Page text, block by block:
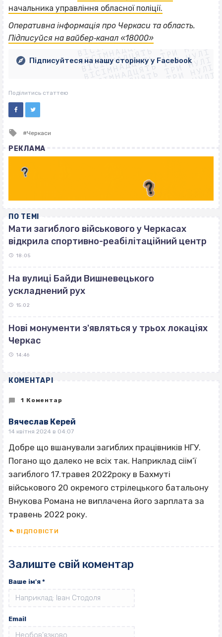
начальника управління обласної поліції.
Оперативна інформація про Черкаси та область.
Підписуйся на вайбер‐канал «18000»
ВІСІМНАДЦЯТЬ ТРИ НУЛІ
ВІСІМНАДЦЯТЬ ТРИ НУЛІ
ВІСІМНАДЦЯТЬ ТРИ НУЛІ
ВІСІМНАДЦЯТЬ ТРИ НУЛІ
ВІСІМНАДЦЯТЬ ТРИ НУЛІ
ВІСІМНАДЦЯТЬ ТРИ НУЛІ
ВІСІМНАДЦЯТЬ ТРИ НУЛІ
ВІСІМНАДЦЯТЬ ТРИ НУЛІ
Підписуйтеся на нашу сторінку у Facebook
Поділитись статтею
Tagged
Черкаси
РЕКЛАМА
ПО ТЕМІ
Мати загиблого військового у Черкасах
відкрила спортивно-реабілітаційний центр
18:05
На вулиці Байди Вишневецького
ускладнений рух
15:02
Нові монументи з'являться у трьох локаціях
Черкас
14:46
КОМЕНТАРІ
1 Коментар
Вячеслав Керей
14 квітня 2024 в 04:07
Добре що вшанували загиблих працівників НГУ.
Погано що далеко не всіх так. Наприклад сіім’ї
загиблого 17.травея 2022року в Бахмуті
військового 20 окремого стрілецького батальону
Внукова Романа не виплачена його зарплата за
травень 2022 року.
ВІДПОВІCТИ
Залиште свій коментар
Ваше ім'я *
Email